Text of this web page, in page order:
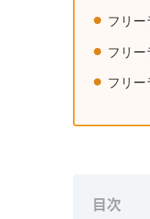
フリー
フリー
フリー
目次